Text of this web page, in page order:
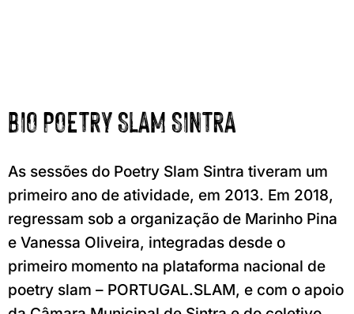
BIO POETRY SLAM SINTRA
As sessões do Poetry Slam Sintra tiveram um
primeiro ano de atividade, em 2013. Em 2018,
regressam sob a organização de Marinho Pina
e Vanessa Oliveira, integradas desde o
primeiro momento na plataforma nacional de
poetry slam – PORTUGAL.SLAM, e com o apoio